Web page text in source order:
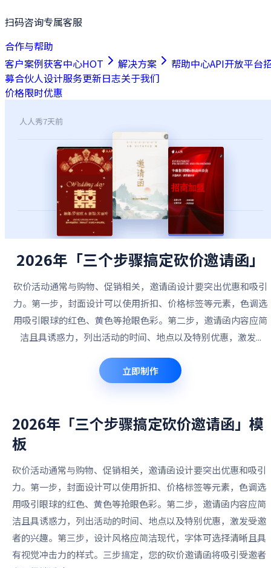
扫码咨询专属客服
合作与帮助
客户案例获客中心HOT 解决方案 帮助中心API开放平台
募合伙人设计服务更新日志关于我们
价格限时优惠
人人秀7天前
2026年「三个步骤搞定砍价邀请函」
砍价活动通常与购物、促销相关，邀请函设计要突出优惠和吸引
力。第一步，封面设计可以使用折扣、价格标签等元素，色调选
用吸引眼球的红色、黄色等抢眼色彩。第二步，邀请函内容应简
洁且具诱惑力，列出活动的时间、地点以及特别优惠，激发...
立即制作
2026年「三个步骤搞定砍价邀请函」 模
板
砍价活动通常与购物、促销相关，邀请函设计要突出优惠和吸引
力。第一步，封面设计可以使用折扣、价格标签等元素，色调选
用吸引眼球的红色、黄色等抢眼色彩。第二步，邀请函内容应简
洁且具诱惑力，列出活动的时间、地点以及特别优惠，激发受邀
者的兴趣。第三步，设计风格应简洁现代，字体可选择清晰且具
有视觉冲击力的样式。三步搞定，您的砍价邀请函将吸引受邀者